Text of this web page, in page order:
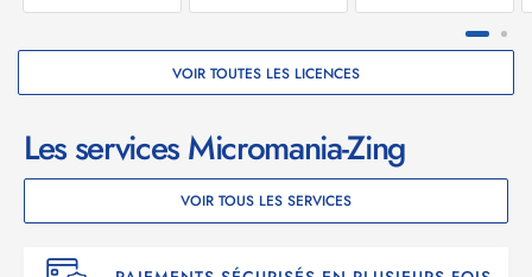
VOIR TOUTES LES LICENCES
Les services Micromania-Zing
VOIR TOUS LES SERVICES